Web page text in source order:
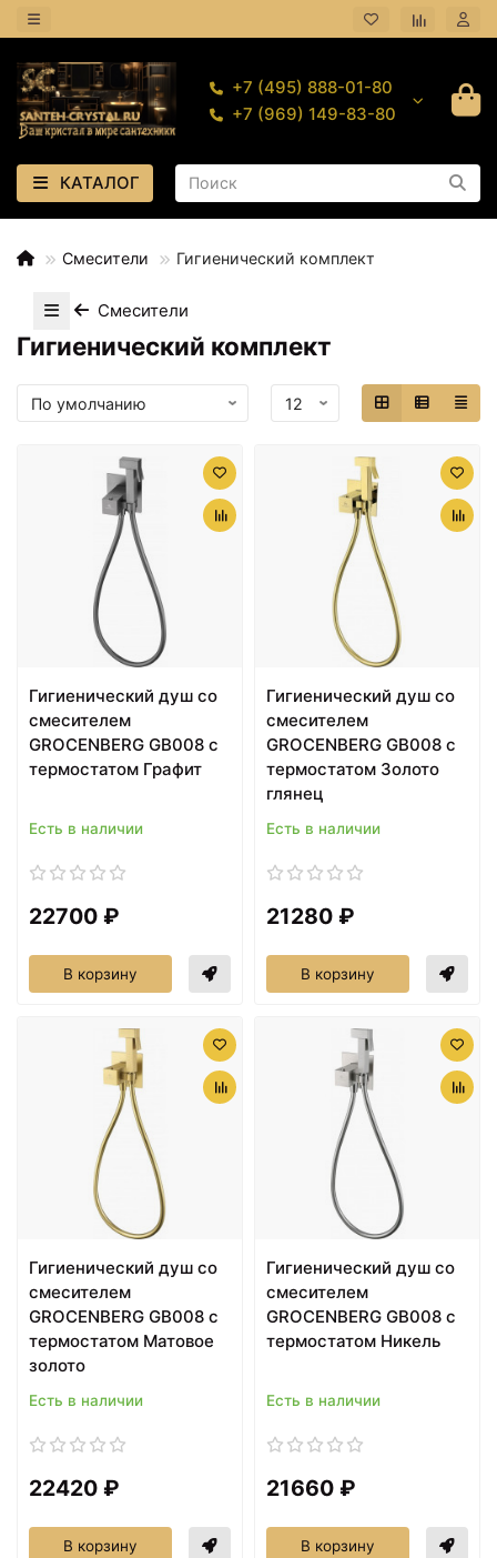
+7 (495) 888-01-80
+7 (969) 149-83-80
КАТАЛОГ
Смесители Гигиенический комплект
Смесители
Гигиенический комплект
Гигиенический душ со
смесителем
GROCENBERG GB008 с
термостатом Графит
Есть в наличии
22700 ₽
В корзину
Гигиенический душ со
смесителем
GROCENBERG GB008 с
термостатом Золото
глянец
Есть в наличии
21280 ₽
В корзину
Гигиенический душ со
смесителем
GROCENBERG GB008 с
термостатом Матовое
золото
Есть в наличии
22420 ₽
В корзину
Гигиенический душ со
смесителем
GROCENBERG GB008 с
термостатом Никель
Есть в наличии
21660 ₽
В корзину